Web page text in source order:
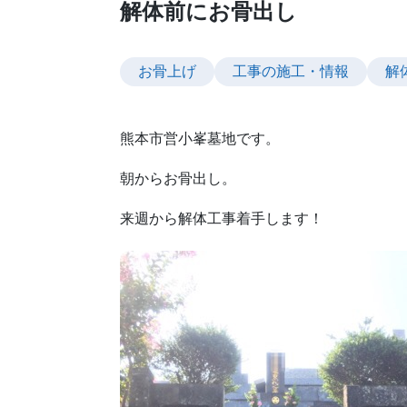
解体前にお骨出し
お骨上げ 工事の施工・情報 解
熊本市営小峯墓地です。
朝からお骨出し。
来週から解体工事着手します！